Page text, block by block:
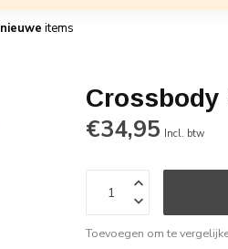
nieuwe items
Crossbody
€34,95 Incl. btw
Toevoegen om te